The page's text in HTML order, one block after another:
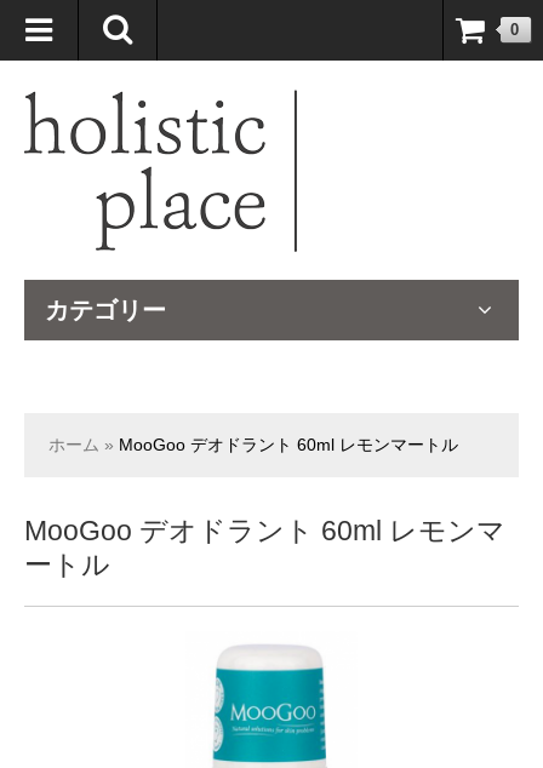
自然療法大国のオーストラリアより、臨床経験＆知識の豊富なナチュ
ロパスが厳選したサプリメントや ナチュラルグッズをお届けします！
0
カテゴリー
ホーム » MooGoo デオドラント 60ml レモンマートル
MooGoo デオドラント 60ml レモンマ
ートル